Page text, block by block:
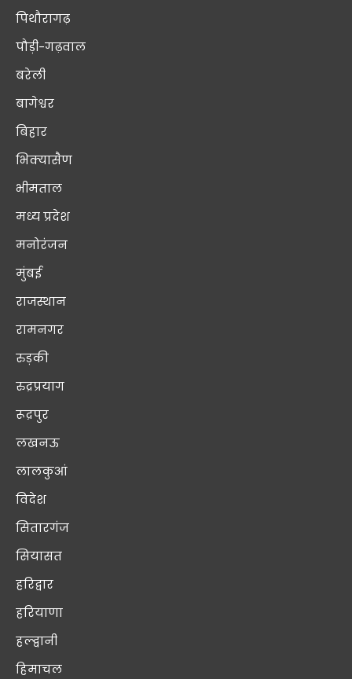
पिथौरागढ़
पौड़ी-गढ़वाल
बरेली
बागेश्वर
बिहार
भिक्यासैण
भीमताल
मध्य प्रदेश
मनोरंजन
मुंबई
राजस्थान
रामनगर
रुड़की
रुद्रप्रयाग
रूद्रपुर
लखनऊ
लालकुआं
विदेश
सितारगंज
सियासत
हरिद्वार
हरियाणा
हल्द्वानी
हिमाचल